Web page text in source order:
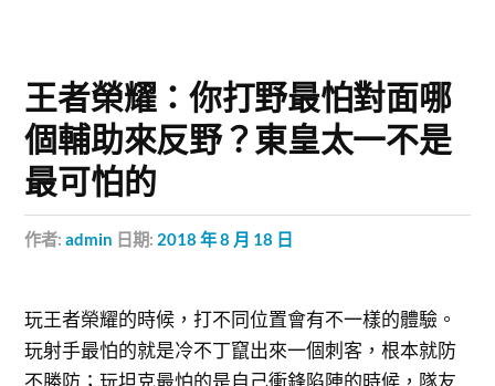
王者榮耀：你打野最怕對面哪
個輔助來反野？東皇太一不是
最可怕的
作者:admin 日期: 2018 年 8 月 18 日
玩王者榮耀的時候，打不同位置會有不一樣的體驗。
玩射手最怕的就是冷不丁竄出來一個刺客，根本就防
不勝防；玩坦克最怕的是自己衝鋒陷陣的時候，隊友